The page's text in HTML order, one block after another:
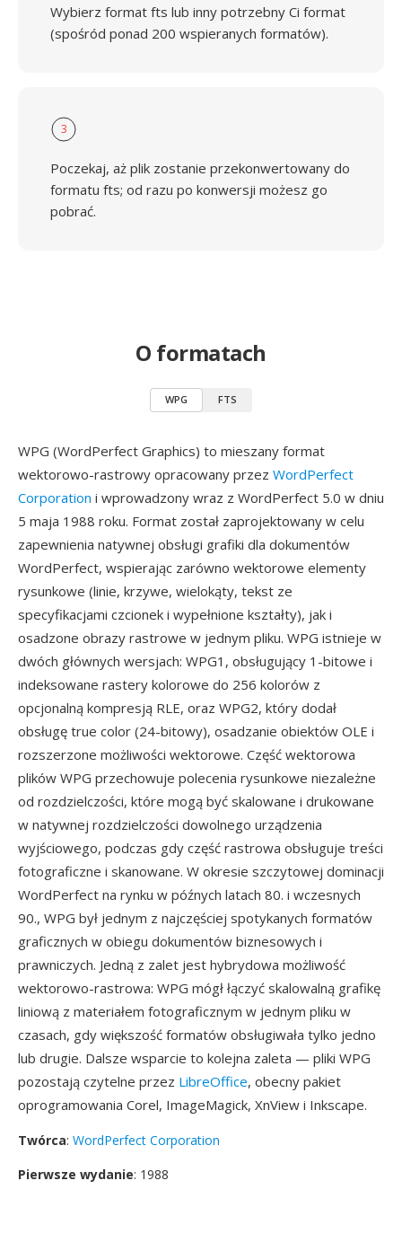
Wybierz format fts lub inny potrzebny Ci format
(spośród ponad 200 wspieranych formatów).
3
Poczekaj, aż plik zostanie przekonwertowany do
formatu fts; od razu po konwersji możesz go
pobrać.
O formatach
WPG FTS
WPG (WordPerfect Graphics) to mieszany format
wektorowo-rastrowy opracowany przez WordPerfect
Corporation i wprowadzony wraz z WordPerfect 5.0 w dniu
5 maja 1988 roku. Format został zaprojektowany w celu
zapewnienia natywnej obsługi grafiki dla dokumentów
WordPerfect, wspierając zarówno wektorowe elementy
rysunkowe (linie, krzywe, wielokąty, tekst ze
specyfikacjami czcionek i wypełnione kształty), jak i
osadzone obrazy rastrowe w jednym pliku. WPG istnieje w
dwóch głównych wersjach: WPG1, obsługujący 1-bitowe i
indeksowane rastery kolorowe do 256 kolorów z
opcjonalną kompresją RLE, oraz WPG2, który dodał
obsługę true color (24-bitowy), osadzanie obiektów OLE i
rozszerzone możliwości wektorowe. Część wektorowa
plików WPG przechowuje polecenia rysunkowe niezależne
od rozdzielczości, które mogą być skalowane i drukowane
w natywnej rozdzielczości dowolnego urządzenia
wyjściowego, podczas gdy część rastrowa obsługuje treści
fotograficzne i skanowane. W okresie szczytowej dominacji
WordPerfect na rynku w późnych latach 80. i wczesnych
90., WPG był jednym z najczęściej spotykanych formatów
graficznych w obiegu dokumentów biznesowych i
prawniczych. Jedną z zalet jest hybrydowa możliwość
wektorowo-rastrowa: WPG mógł łączyć skalowalną grafikę
liniową z materiałem fotograficznym w jednym pliku w
czasach, gdy większość formatów obsługiwała tylko jedno
lub drugie. Dalsze wsparcie to kolejna zaleta — pliki WPG
pozostają czytelne przez LibreOffice, obecny pakiet
oprogramowania Corel, ImageMagick, XnView i Inkscape.
Twórca: WordPerfect Corporation
Pierwsze wydanie: 1988